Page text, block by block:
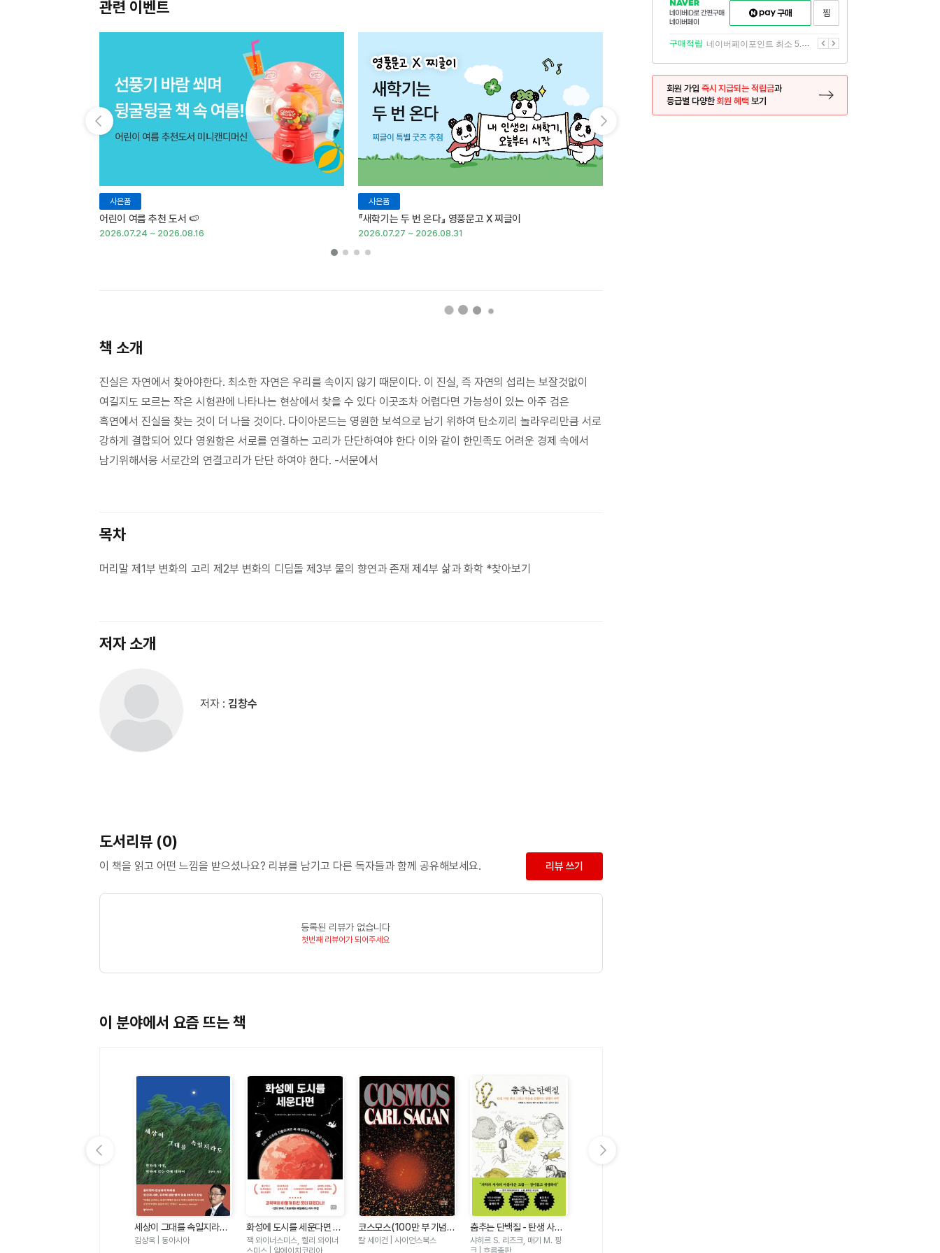
관련 이벤트
사은품
어린이 여름 추천 도서 🍉
2026.07.24 ~ 2026.08.16
사은품
『새학기는 두 번 온다』 영풍문고 X 찌글이
2026.07.27 ~ 2026.08.31
책 소개
진실은 자연에서 찾아야한다. 최소한 자연은 우리를 속이지 않기 때문이다. 이 진실, 즉 자연의 섭리는 보잘것없이
여길지도 모르는 작은 시험관에 나타나는 현상에서 찾을 수 있다 이곳조차 어렵다면 가능성이 있는 아주 검은
흑연에서 진실을 찾는 것이 더 나을 것이다. 다이아몬드는 영원한 보석으로 남기 위하여 탄소끼리 놀라우리만큼 서로
강하게 결합되어 있다 영원함은 서로를 연결하는 고리가 단단하여야 한다 이와 같이 한민족도 어려운 경제 속에서
남기위해서응 서로간의 연결고리가 단단 하여야 한다. -서문에서
목차
머리말 제1부 변화의 고리 제2부 변화의 디딤돌 제3부 물의 향연과 존재 제4부 삶과 화학 *찾아보기
저자 소개
저자 : 김창수
도서리뷰 (0)
이 책을 읽고 어떤 느낌을 받으셨나요? 리뷰를 남기고 다른 독자들과 함께 공유해보세요. 리뷰 쓰기
등록된 리뷰가 없습니다
첫번째 리뷰어가 되어주세요
이 분야에서 요즘 뜨는 책
세상이 그대를 속일지라도
- 변화의 시대 변하지 않는
김상욱 | 동아시아
화성에 도시를 세운다면 -
인류가 우주에 진출하려면
잭 와이너스미스, 켈리 와이너
스미스 | 알에이치코리아
코스모스(100만 부 기념
판)
칼 세이건 | 사이언스북스
춤추는 단백질 - 탄생 사랑
변신 그리고 죽음을 순환하
샤히르 S. 리즈크, 매기 M. 핑
크 | 흐름출판
NAVER
네이버
ID로
간편구매
네이버페이
구매하기
이전
구매적립 네이버페이포인트 최소 5.5% 적립 다음
회원 가입 즉시 지급되는 적립금과
등급별 다양한회원 혜택 보기